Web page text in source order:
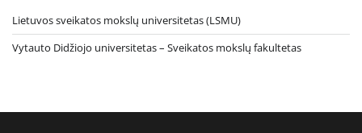
Lietuvos sveikatos mokslų universitetas (LSMU)
Vytauto Didžiojo universitetas– Sveikatos mokslų fakultetas